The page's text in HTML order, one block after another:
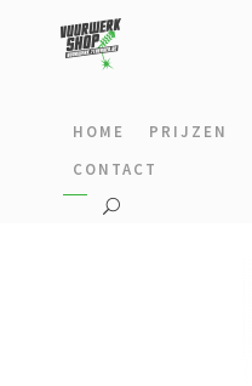
HOME PRIJZEN
CONTACT